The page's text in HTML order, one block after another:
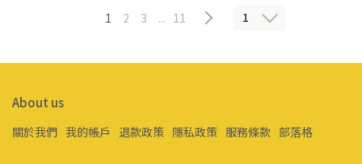
1 2 3 ... 11 1
About us
關於我們 我的帳戶 退款政策 隱私政策 服務條款 部落格